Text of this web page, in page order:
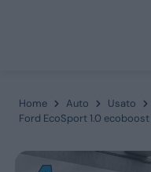
Home Auto
Usato
Ford EcoSport 1.0